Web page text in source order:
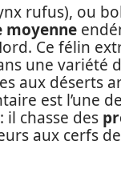
rufus), ou
moyenne
Ce félin
une variété
aux déserts
est l’une
il chasse des
aux cerfs